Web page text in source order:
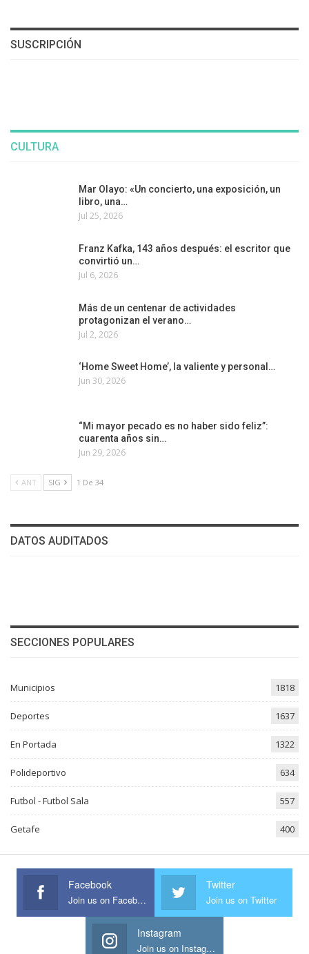
SUSCRIPCIÓN
CULTURA
Mar Olayo: «Un concierto, una exposición, un
libro, una…
Jul 25, 2026
Franz Kafka, 143 años después: el escritor que
convirtió un…
Jul 6, 2026
Más de un centenar de actividades
protagonizan el verano…
Jul 2, 2026
‘Home Sweet Home’, la valiente y personal…
Jun 30, 2026
“Mi mayor pecado es no haber sido feliz”:
cuarenta años sin…
Jun 29, 2026
ANT SIG 1 De 34
DATOS AUDITADOS
SECCIONES POPULARES
Municipios 1818
Deportes 1637
En Portada 1322
Polideportivo 634
Futbol - Futbol Sala 557
Getafe 400
Facebook
Join us on Facebook
Twitter
Join us on Twitter
Instagram
Join us on Instagram